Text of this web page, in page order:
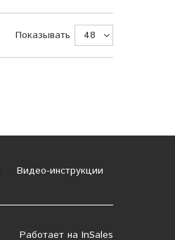
Показывать
Видео-инструкции
Работает на InSales